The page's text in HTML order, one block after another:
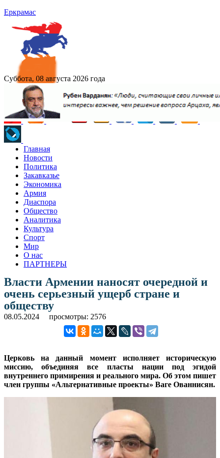
Еркрамас
Суббота, 08 августа 2026 года
Главная
Новости
Политика
Закавказье
Экономика
Армия
Диаспора
Общество
Аналитика
Культура
Спорт
Мир
О нас
ПАРТНЕРЫ
Власти Армении наносят очередной и
очень серьезный ущерб стране и
обществу
08.05.2024 просмотры: 2576
Церковь на данный момент исполняет историческую
миссию, объединяя все пласты нации под эгидой
внутреннего примирения и реального мира. Об этом пишет
член группы «Альтернативные проекты» Ваге Ованнисян.